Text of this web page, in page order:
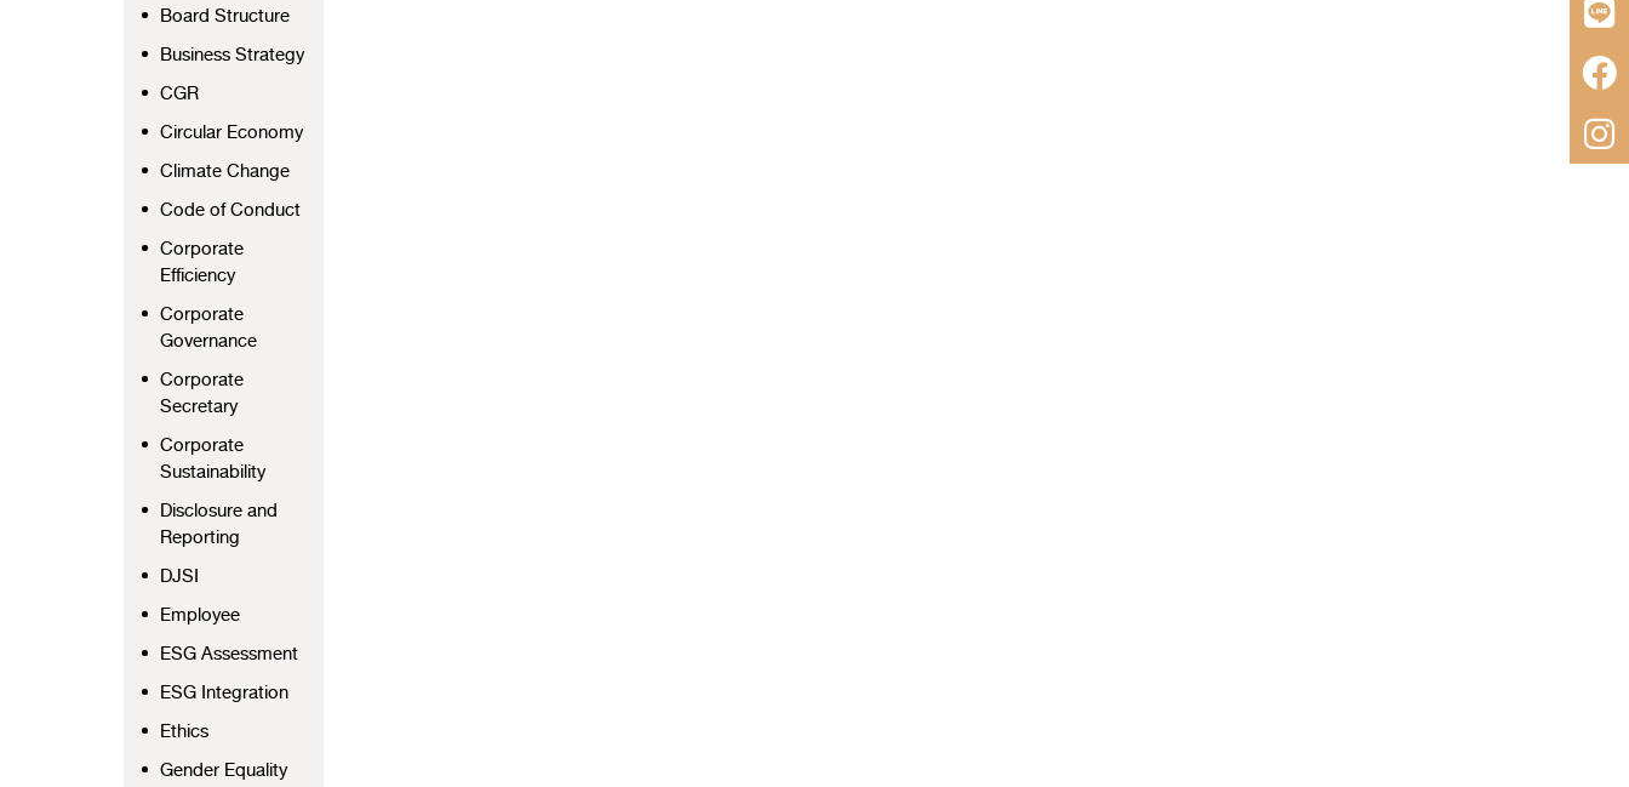
Board Structure
Business Strategy
CGR
Circular Economy
Climate Change
Code of Conduct
Corporate
Efficiency
Corporate
Governance
Corporate
Secretary
Corporate
Sustainability
Disclosure and
Reporting
DJSI
Employee
ESG Assessment
ESG Integration
Ethics
Gender Equality